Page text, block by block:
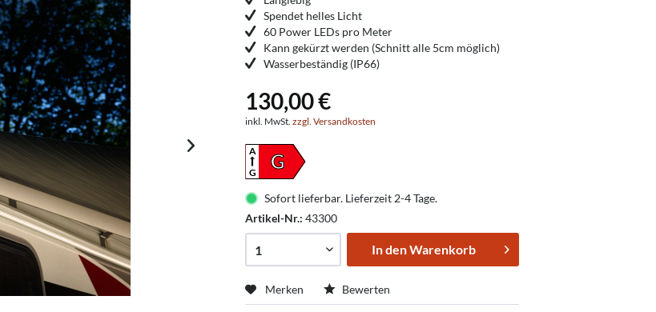
Spendet helles Licht
60 Power LEDs pro Meter
Kann gekürzt werden (Schnitt alle 5cm möglich)
Wasserbeständig (IP66)
130,00 €
inkl. MwSt.zzgl. Versandkosten
G
A
G
Sofort lieferbar. Lieferzeit 2-4 Tage.
Artikel-Nr.:43300
In denWarenkorb
Merken Bewerten